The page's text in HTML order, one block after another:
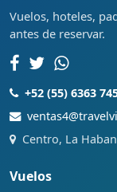
Vuelos, hoteles,
antes de reservar.
+52 (55) 6363
Centro, La
Vuelos